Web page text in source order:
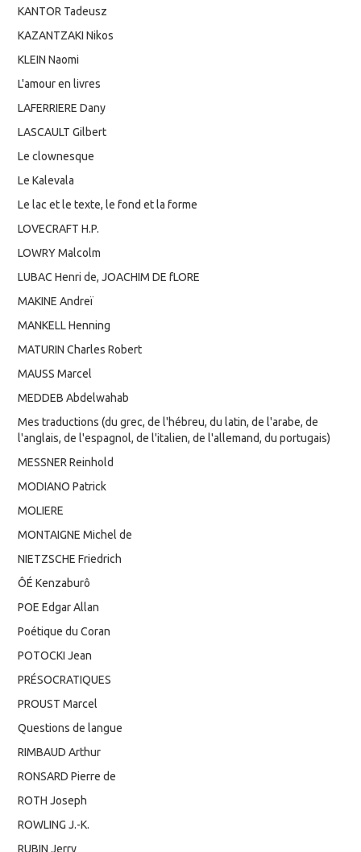
KANTOR Tadeusz
KAZANTZAKI Nikos
KLEIN Naomi
L'amour en livres
LAFERRIERE Dany
LASCAULT Gilbert
Le clownesque
Le Kalevala
Le lac et le texte, le fond et la forme
LOVECRAFT H.P.
LOWRY Malcolm
LUBAC Henri de, JOACHIM DE fLORE
MAKINE Andreï
MANKELL Henning
MATURIN Charles Robert
MAUSS Marcel
MEDDEB Abdelwahab
Mes traductions (du grec, de l'hébreu, du latin, de l'arabe, de
l'anglais, de l'espagnol, de l'italien, de l'allemand, du portugais)
MESSNER Reinhold
MODIANO Patrick
MOLIERE
MONTAIGNE Michel de
NIETZSCHE Friedrich
ÔÉ Kenzaburô
POE Edgar Allan
Poétique du Coran
POTOCKI Jean
PRÉSOCRATIQUES
PROUST Marcel
Questions de langue
RIMBAUD Arthur
RONSARD Pierre de
ROTH Joseph
ROWLING J.-K.
RUBIN Jerry